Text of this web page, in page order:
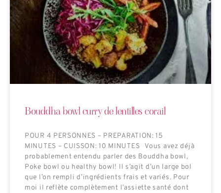
Bouddha bowl curry de lentilles corail
POUR 4 PERSONNES – PREPARATION: 15
MINUTES – CUISSON: 10 MINUTES Vous avez déjà
probablement entendu parler des Bouddha bowl,
Poke bowl ou healthy bowl! Il s’agit d’un large bol
que l’on rempli d’ingrédients frais et variés. Pour
moi il reflète complètement l’assiette santé dont